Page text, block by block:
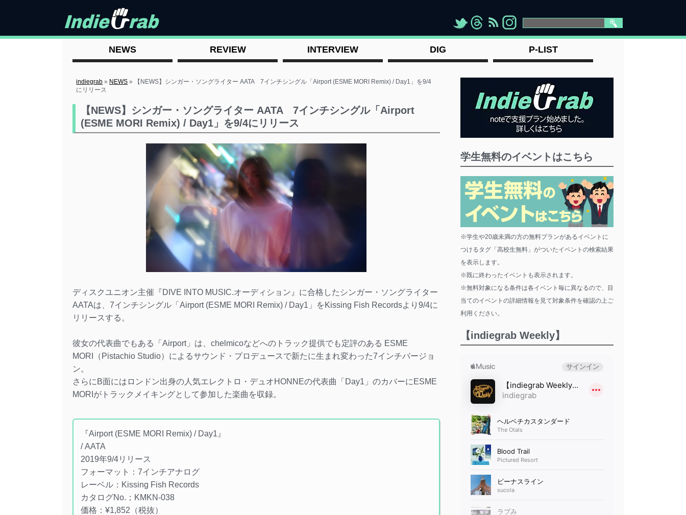
"> "> "> " >
NEWS REVIEW INTERVIEW DIG P-LIST
indiegrab » NEWS »
【NEWS】シンガー・ソングライター AATA 7インチシングル「Airport (ESME MORI Remix) / Day1」を9/4
にリリース
【NEWS】シンガー・ソングライター AATA 7インチシングル「Airport
(ESME MORI Remix) / Day1」を9/4にリリース
ディスクユニオン主催『DIVE INTO MUSIC.オーディション』に合格したシンガー・ソングライター
AATAは、7インチシングル「Airport (ESME MORI Remix) / Day1」をKissing Fish Recordsより9/4に
リリースする。
彼女の代表曲でもある「Airport」は、chelmicoなどへのトラック提供でも定評のある ESME
MORI（Pistachio Studio）によるサウンド・プロデュースで新たに生まれ変わった7インチバージョ
ン。
さらにB面にはロンドン出身の人気エレクトロ・デュオHONNEの代表曲「Day1」のカバーにESME
MORIがトラックメイキングとして参加した楽曲を収録。
『Airport (ESME MORI Remix) / Day1』
/ AATA
2019年9/4リリース
フォーマット：7インチアナログ
レーベル：Kissing Fish Records
カタログNo.；KMKN-038
価格：¥1,852（税抜）
学生無料のイベントはこちら
※学生や20歳未満の方の無料プランがあるイベントに
つけるタグ「高校生無料」がついたイベントの検索結果
を表示します。
※既に終わったイベントも表示されます。
※無料対象になる条件は各イベント毎に異なるので、目
当てのイベントの詳細情報を見て対象条件を確認の上ご
利用ください。
【indiegrab Weekly】